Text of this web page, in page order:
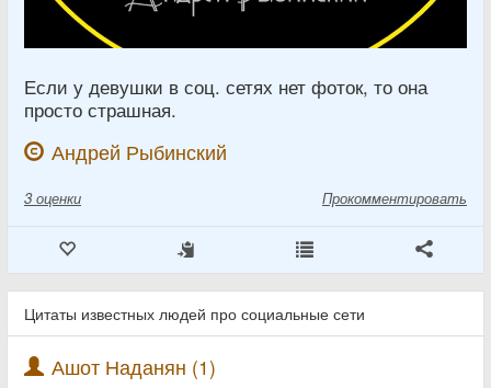
Если у девушки в соц. сетях нет фоток, то она
просто страшная.
Андрей Рыбинский
3 оценки Прокомментировать
Цитаты известных людей про социальные сети
Ашот Наданян (1)